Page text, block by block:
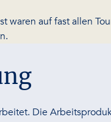
auf fast allen
Die